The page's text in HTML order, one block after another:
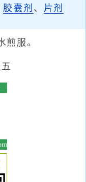
胶囊剂 、 片剂
煎服。